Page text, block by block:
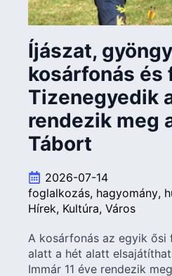
Íjászat,
kosárfonás és
Tizenegyedik
rendezik meg
Tábort
2026-07-14
foglalkozás hagyomány
Hírek Kultúra Város
A kosárfonás az egyik ősi
alatt a hét alatt
Immár 11 éve rendezik